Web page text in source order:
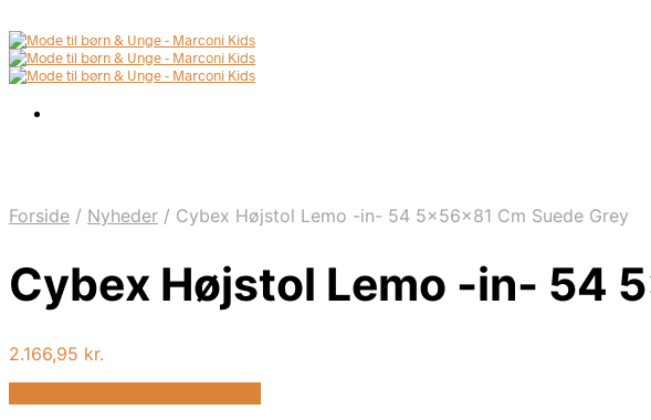
Forside / Nyheder / Cybex Højstol Lemo -in- 54 5x56x81 Cm Suede Grey
Cybex Højstol Lemo -in- 54
2.166,95 kr.